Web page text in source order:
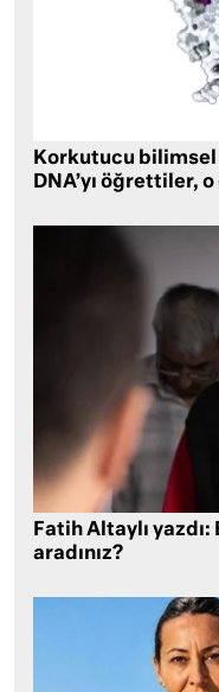
Korkutucu bilimsel
DNA’yı öğrettiler,
Fatih Altaylı
aradınız?